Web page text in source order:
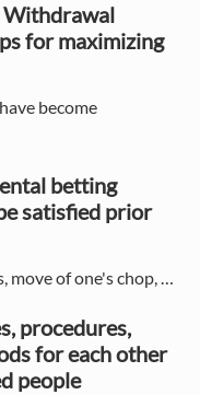
Withdrawal
for maximizing
become
betting
satisfied prior
move of one's chop, …
procedures,
for each other
people